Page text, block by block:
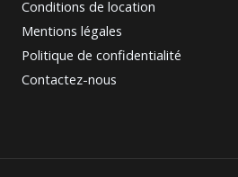
Conditions de location
Mentions légales
Politique de confidentialité
Contactez-nous